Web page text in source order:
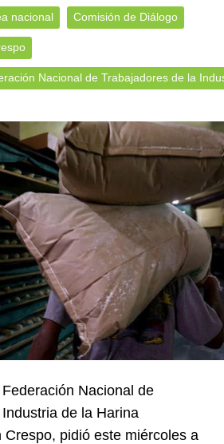
nacional Comisión de Diálogo
Nacional de Trabajadores de la
Nacional de
de la Harina
Crespo, pidió este miércoles a